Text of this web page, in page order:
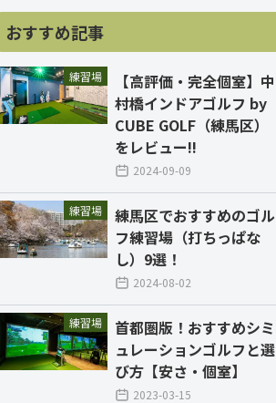
おすすめ記事
練習場
【高評価・完全個室】中
村橋インドアゴルフ by
CUBE GOLF（練馬区）
をレビュー!!
2024-09-09
練習場
練馬区でおすすめのゴル
フ練習場（打ちっぱな
し）9選！
2024-08-02
練習場
首都圏版！おすすめシミ
ュレーションゴルフと選
び方【安さ・個室】
2023-03-15